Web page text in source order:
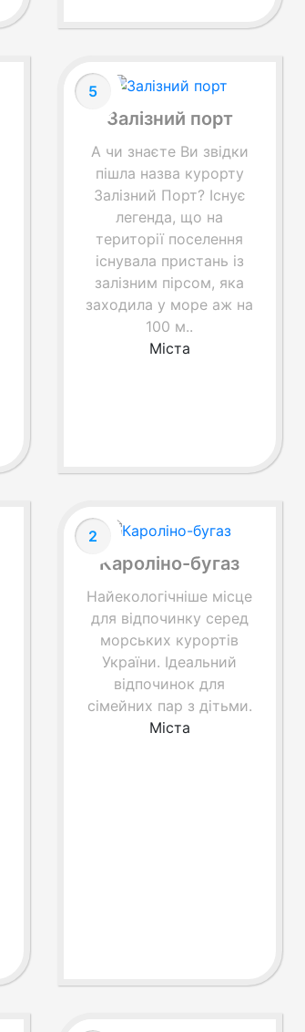
Залізний порт
5
А чи знаєте Ви звідки
пішла назва курорту
Залізний Порт? Існує
легенда, що на
території поселення
існувала пристань із
залізним пірсом, яка
заходила у море аж на
100 м..
Міста
Кароліно-бугаз
2
Найекологічніше місце
для відпочинку серед
морських курортів
України. Ідеальний
відпочинок для
сімейних пар з дітьми.
Міста